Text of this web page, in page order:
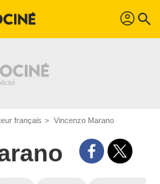
profil search
français Vincenzo Marano